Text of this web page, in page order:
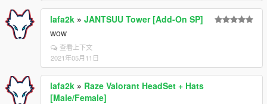
lafa2k » JANTSUU Tower [Add-On SP]
wow
查看上下文
2021年05月11日
lafa2k » Raze Valorant HeadSet + Hats
[Male/Female]